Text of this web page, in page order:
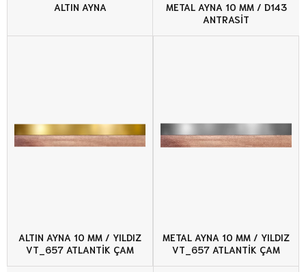
ALTIN AYNA
METAL AYNA 10 MM / D143
ANTRASİT
ALTIN AYNA 10 MM / YILDIZ
VT_657 ATLANTİK ÇAM
METAL AYNA 10 MM / YILDIZ
VT_657 ATLANTİK ÇAM